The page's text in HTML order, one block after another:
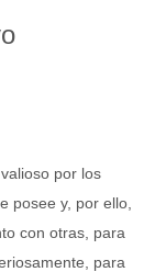
por los
posee y, por ello,
con otras, para
para